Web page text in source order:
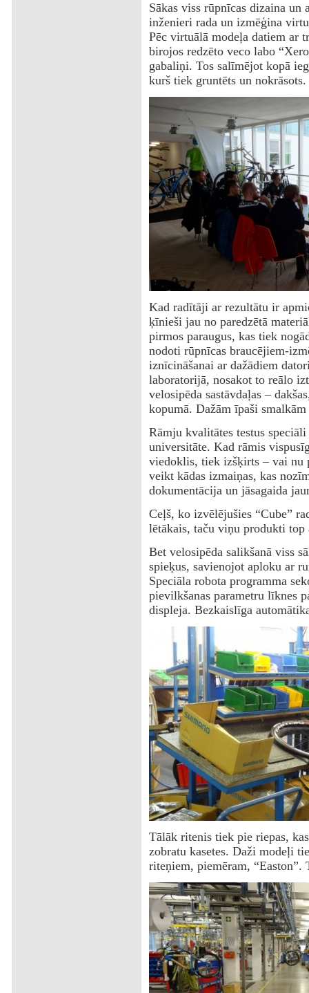
Sākas viss rūpnīcas dizaina
inženieri rada un izmēģina
Pēc virtuālā modeļa datiem ar
birojos redzēto veco labo
gabaliņi. Tos salīmējot kopā
kurš tiek gruntēts un nokrāsots.
Kad radītāji ar rezultātu ir
ķīnieši jau no paredzētā
pirmos paraugus, kas tiek
nodoti rūpnīcas braucējiem-
iznīcināšanai ar dažādiem
laboratorijā, nosakot to reālo
velosipēda sastāvdaļas –
kopumā. Dažām īpaši
Rāmju kvalitātes testus
universitāte. Kad rāmis
viedoklis, tiek izšķirts – vai nu
veikt kādas izmaiņas, kas
dokumentācija un jāsagaida
Ceļš, ko izvēlējušies “Cube”
lētākais, taču viņu produkti
Bet velosipēda salikšanā viss
spieķus, savienojot aploku ar
Speciāla robota programma
pievilkšanas parametru līknes
displeja. Bezkaislīga
Tālāk ritenis tiek pie riepas,
zobratu kasetes. Daži modeļi
riteņiem, piemēram,